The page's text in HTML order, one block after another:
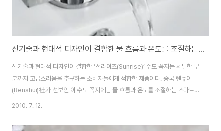
신기술과 현대적 디자인이 결합한 물 흐름과 온도를 조절하는 스마트칩이 내장 ‘선라이즈(Sunrise)’ 수도 꼭지
신기술과 현대적 디자인이 결합한 ‘선라이즈(Sunrise)’ 수도 꼭지는 세밀한 부
분까지 고급스러움을 추구하는 소비자들에게 적합한 제품이다. 중국 렌슈이
(Renshui)社가 선보인 이 수도 꼭지에는 물 흐름과 온도를 조절하는 스마트
칩이 내장되어 있다. 간단한 터치만으로, 냉·온수 그리고 온/오프 선택이 가능
수 있다. 모든 이러한 기능들이 현대적 디자인과 결합해, 욕실에 세련미와 럭셔
2010. 7. 12.